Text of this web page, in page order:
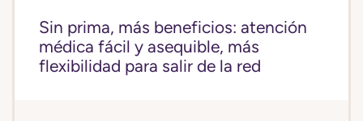
Sin prima, más beneficios: atención
médica fácil y asequible, más
flexibilidad para salir de la red